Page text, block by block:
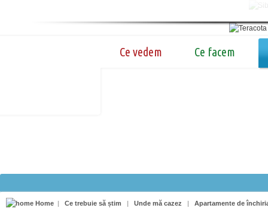
Ce vedem Ce facem
Home | Ce trebuie să știm | Unde mă cazez | Apartamente de